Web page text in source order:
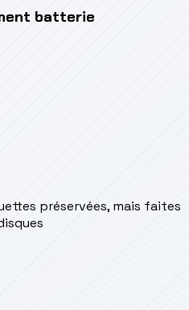
batterie
préservées, mais faites